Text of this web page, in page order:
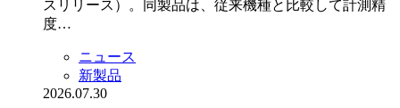
スリリース）。同製品は、従来機種と比較して計測精
度…
ニュース
新製品
2026.07.30